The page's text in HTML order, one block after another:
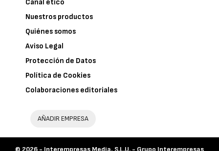
Canal ético
Nuestros productos
Quiénes somos
Aviso Legal
Protección de Datos
Política de Cookies
Colaboraciones editoriales
AÑADIR EMPRESA
© 2026 - Interempresas Media, S.L.U. - Grupo Interempresas